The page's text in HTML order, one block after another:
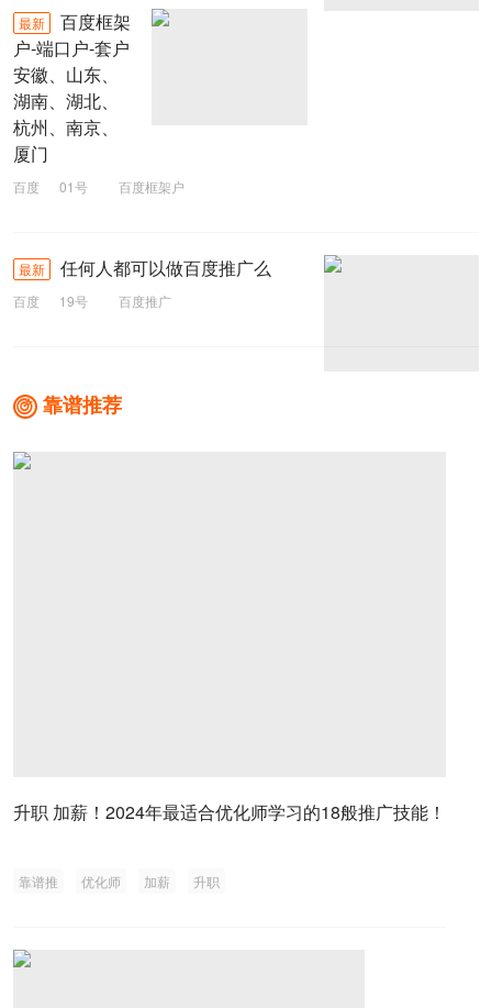
最新
百度框架
户-端口户-套户
安徽、山东、
湖南、湖北、
杭州、南京、
厦门
百度 01号 百度框架户
最新 任何人都可以做百度推广么
百度 19号 百度推广
 靠谱推荐
升职 加薪！2024年最适合优化师学习的18般推广技能！
靠谱推 优化师 加薪 升职